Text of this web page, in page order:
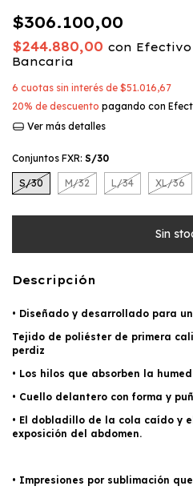
$306.100,00
$244.880,00 con
Bancaria
6 cuotas sin interés de $51.016,67
20% de descuento pagando con
Ver más detalles
Conjuntos FXR: S/30
S/30 M/32 L/34 XL/36
Descripción
• Diseñado y desarrollado para
Tejido de poliéster de primera
perdiz
• Los hilos que absorben la
• Cuello delantero con forma y
• El dobladillo de la cola caído y
exposición del abdomen.
• Impresiones por sublimación